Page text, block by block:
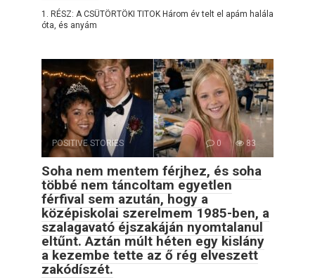
1. RÉSZ: A CSÜTÖRTÖKI TITOK Három év telt el apám halála
óta, és anyám
POSITIVE STORIES 0 83
Soha nem mentem férjhez, és soha
többé nem táncoltam egyetlen
férfival sem azután, hogy a
középiskolai szerelmem 1985-ben, a
szalagavató éjszakáján nyomtalanul
eltűnt. Aztán múlt héten egy kislány
a kezembe tette az ő rég elveszett
zakódíszét.